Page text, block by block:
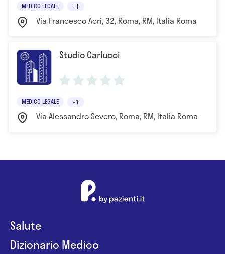
MEDICO LEGALE +1
Via Francesco Acri, 32, Roma, RM, Italia Roma
Studio Carlucci
MEDICO LEGALE +1
Via Alessandro Severo, Roma, RM, Italia Roma
Salute
Dizionario Medico